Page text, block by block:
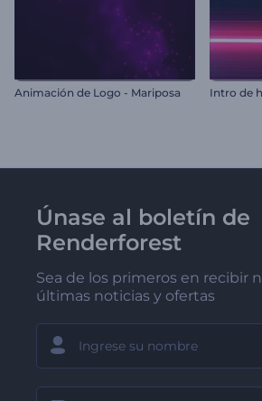
Animación de Logo - Mariposa
Únase al boletín de
Renderforest
Sea de los primeros en recibir
últimas noticias y ofertas